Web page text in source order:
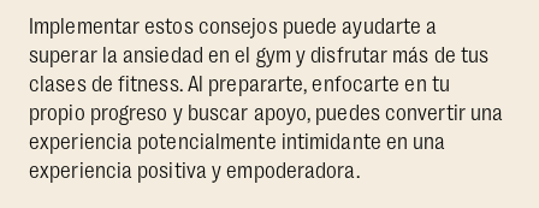
Implementar estos consejos puede ayudarte a
superar la ansiedad en el gym y disfrutar más de tus
clases de fitness. Al prepararte, enfocarte en tu
propio progreso y buscar apoyo, puedes convertir una
experiencia potencialmente intimidante en una
experiencia positiva y empoderadora.